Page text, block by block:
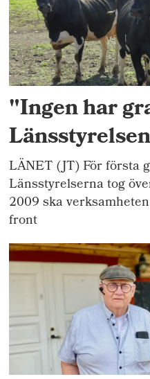
"Ingen har
LÄNET (JT) För första
Länsstyrelserna tog
2009 ska
front